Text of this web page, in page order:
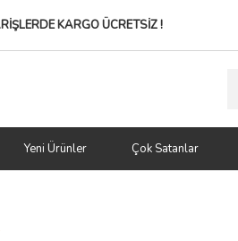
KARGO ÜCRETSİZ !
Yeni Ürünler Çok Satanlar